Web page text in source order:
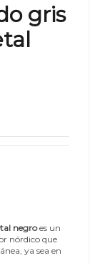
gris
negroes un
nórdico que
ya sea en